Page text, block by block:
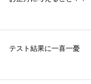
テスト結果に一喜一憂